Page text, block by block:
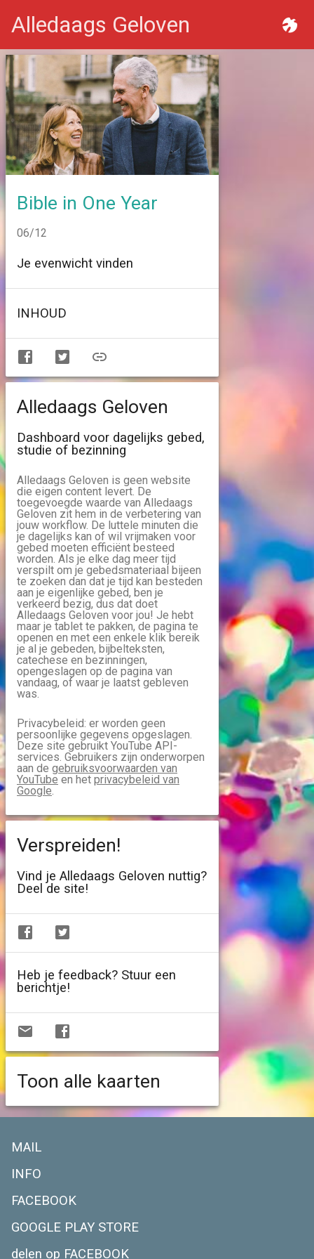
Alledaags Geloven
Bible in One Year
06/12
Je evenwicht vinden
INHOUD
Alledaags Geloven
Dashboard voor dagelijks gebed,
studie of bezinning
Alledaags Geloven is geen website
die eigen content levert. De
toegevoegde waarde van Alledaags
Geloven zit hem in de verbetering van
jouw workflow. De luttele minuten die
je dagelijks kan of wil vrijmaken voor
gebed moeten efficiënt besteed
worden. Als je elke dag meer tijd
verspilt om je gebedsmateriaal bijeen
te zoeken dan dat je tijd kan besteden
aan je eigenlijke gebed, ben je
verkeerd bezig, dus dat doet
Alledaags Geloven voor jou! Je hebt
maar je tablet te pakken, de pagina te
openen en met een enkele klik bereik
je al je gebeden, bijbelteksten,
catechese en bezinningen,
opengeslagen op de pagina van
vandaag, of waar je laatst gebleven
was.
Privacybeleid: er worden geen
persoonlijke gegevens opgeslagen.
Deze site gebruikt YouTube API-
services. Gebruikers zijn onderworpen
aan de gebruiksvoorwaarden van
YouTube en het privacybeleid van
Google.
Verspreiden!
Vind je Alledaags Geloven nuttig?
Deel de site!
Heb je feedback? Stuur een
berichtje!
Toon alle kaarten
MAIL
INFO
FACEBOOK
GOOGLE PLAY STORE
delen op FACEBOOK